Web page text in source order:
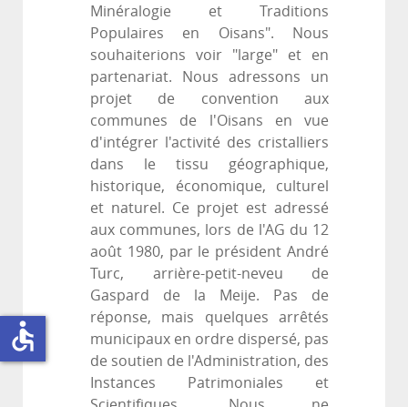
Minéralogie et Traditions
Populaires en Oisans". Nous
souhaiterions voir "large" et en
partenariat. Nous adressons un
projet de convention aux
communes de l'Oisans en vue
d'intégrer l'activité des cristalliers
dans le tissu géographique,
historique, économique, culturel
et naturel. Ce projet est adressé
aux communes, lors de l'AG du 12
août 1980, par le président André
Turc, arrière-petit-neveu de
Gaspard de la Meije. Pas de
réponse, mais quelques arrêtés
municipaux en ordre dispersé, pas
de soutien de l'Administration, des
Instances Patrimoniales et
accessible